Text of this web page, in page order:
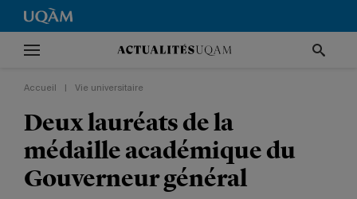
Accueil Vie universitaire
Deux lauréats de la
médaille académique du
Gouverneur général